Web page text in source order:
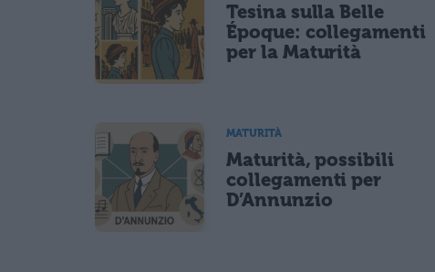
Tesina sulla Belle
Époque: collegamenti
per la Maturità
MATURITÀ
Maturità, possibili
collegamenti per
D’Annunzio